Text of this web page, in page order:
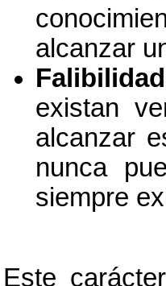
alcanzar
existan
alcanzar
nunca
siempre
Este